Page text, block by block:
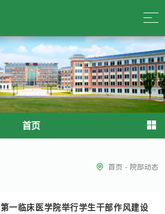
首页
首页 - 院部动态
第一临床医学院举行学生干部作风建设